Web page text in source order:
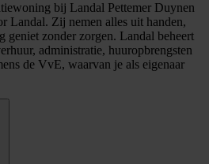
bij Landal Pettemer Duynen
Landal. Zij nemen alles uit handen,
geniet zonder zorgen. Landal beheert
administratie, huuropbrengsten
de VvE, waarvan je als eigenaar